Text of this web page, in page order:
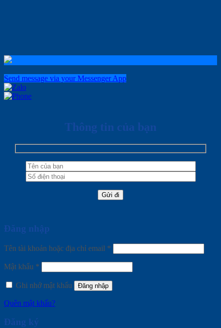
Send message via your Messenger App
Thông tin của bạn
Đăng nhập
Tên tài khoản hoặc địa chỉ email *
Mật khẩu *
Ghi nhớ mật khẩu Đăng nhập
Quên mật khẩu?
Đăng ký